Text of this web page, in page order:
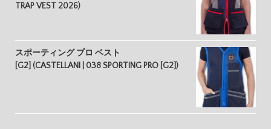
TRAP VEST 2026)
スポーティング プロ ベスト
[G2] (CASTELLANI | 038 SPORTING PRO [G2])